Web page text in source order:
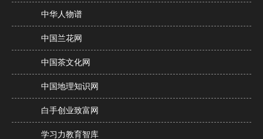
中华人物谱
中国兰花网
中国茶文化网
中国地理知识网
白手创业致富网
学习力教育智库